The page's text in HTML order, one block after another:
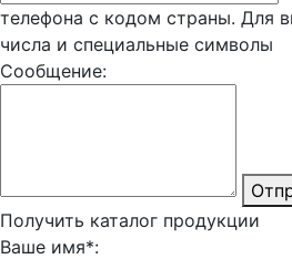
телефона с кодом страны. Для
числа и специальные символы
Сообщение:
Получить каталог продукции
Ваше имя*: